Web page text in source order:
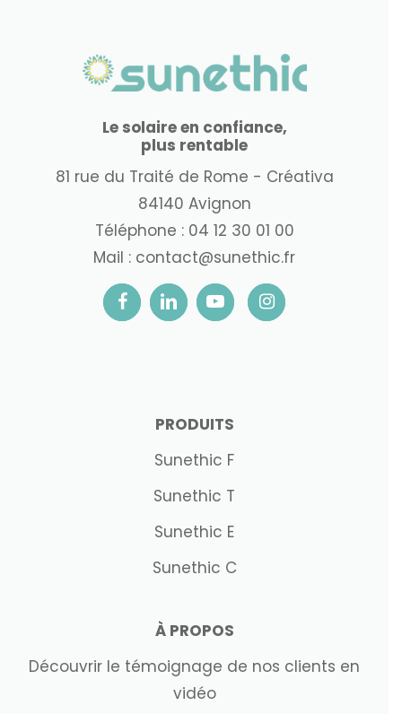
Le solaire en confiance,
plus rentable
81 rue du Traité de Rome - Créativa
84140 Avignon
Téléphone : 04 12 30 01 00
Mail : contact@sunethic.fr
PRODUITS
Sunethic F
Sunethic T
Sunethic E
Sunethic C
À PROPOS
Découvrir le témoignage de nos clients en
vidéo